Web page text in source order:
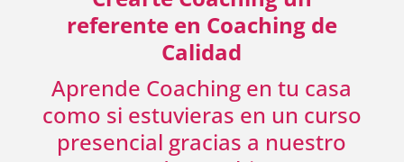
referente en Coaching de
Calidad
Aprende Coaching en tu casa
como si estuvieras en un curso
presencial gracias a nuestro